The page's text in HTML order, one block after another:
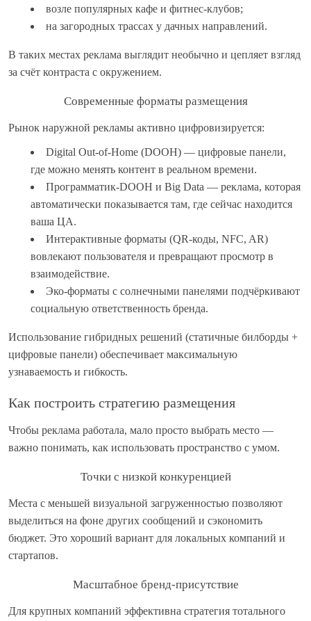
возле популярных кафе и фитнес-клубов;
на загородных трассах у дачных направлений.
В таких местах реклама выглядит необычно и цепляет взгляд
за счёт контраста с окружением.
Современные форматы размещения
Рынок наружной рекламы активно цифровизируется:
Digital Out-of-Home (DOOH) — цифровые панели,
где можно менять контент в реальном времени.
Программатик-DOOH и Big Data — реклама, которая
автоматически показывается там, где сейчас находится
ваша ЦА.
Интерактивные форматы (QR-коды, NFC, AR)
вовлекают пользователя и превращают просмотр в
взаимодействие.
Эко-форматы с солнечными панелями подчёркивают
социальную ответственность бренда.
Использование гибридных решений (статичные билборды +
цифровые панели) обеспечивает максимальную
узнаваемость и гибкость.
Как построить стратегию размещения
Чтобы реклама работала, мало просто выбрать место —
важно понимать, как использовать пространство с умом.
Точки с низкой конкуренцией
Места с меньшей визуальной загруженностью позволяют
выделиться на фоне других сообщений и сэкономить
бюджет. Это хороший вариант для локальных компаний и
стартапов.
Масштабное бренд-присутствие
Для крупных компаний эффективна стратегия тотального